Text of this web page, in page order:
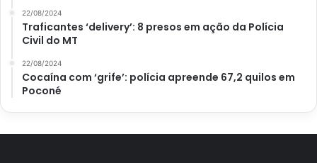
Além disso, não deixe de ficar por dentro das demais
matérias e dicas aqui do
Portal Atualizei . Você ficará
por meio das nossas matérias.
22/08/2024
Traficantes ‘delivery’: 8 presos em ação da Polícia
Civil do MT
22/08/2024
Cocaína com ‘grife’: polícia apreende 67,2 quilos em
Poconé